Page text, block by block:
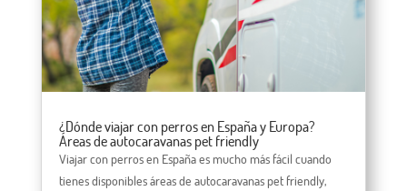
¿Dónde viajar con perros en España y Europa?
Áreas de autocaravanas pet friendly
Viajar con perros en España es mucho más fácil cuando
tienes disponibles áreas de autocaravanas pet friendly,